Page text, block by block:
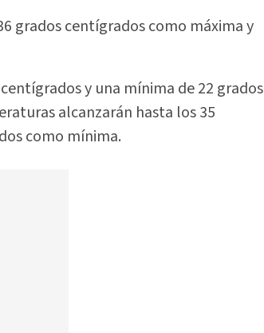
grados centígrados como máxima y
y una mínima de 22 grados
alcanzarán hasta los 35
como mínima.